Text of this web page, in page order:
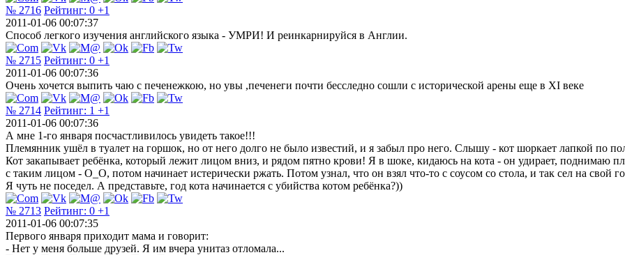
№ 2716 Рейтинг: 0 +1
2011-01-06 00:07:37
Способ легкого изучения английского языка - УМРИ! И реинкарнируйся в Англии.
№ 2715 Рейтинг: 0 +1
2011-01-06 00:07:36
Очень хочется выпить чаю с печенежкою, но увы ,печенеги почти бесследно сошли с исторической арены еще в XI веке
№ 2714 Рейтинг: 1 +1
2011-01-06 00:07:36
А мне 1-го января посчастливилось увидеть такое!!!
Племянник ушёл в туалет на горшок, но от него долго не было известий, и я забыл про него. Слышу - кот шоркает лапкой по
Кот закапывает ребёнка, который лежит лицом вниз, и рядом пятно крови! Я в шоке, кидаюсь на кота - он удирает, поднимаю
с таким лицом - О_О, потом начинает истерически ржать. Потом узнал, что он взял что-то с соусом со стола, и так сел на свой
Я чуть не поседел. А представьте, год кота начинается с убийства котом ребёнка?))
№ 2713 Рейтинг: 0 +1
2011-01-06 00:07:35
Первого января приходит мама и говорит:
- Нет у меня больше друзей. Я им вчера унитаз отломала...